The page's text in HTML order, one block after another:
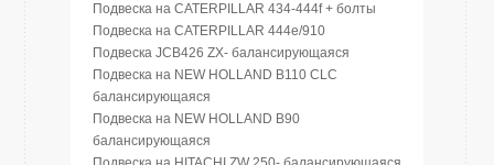
Подвеска на CATERPILLAR 434-444f + болты
Подвеска на CATERPILLAR 444e/910
Подвеска JCB426 ZX- балансирующаяся
Подвеска на NEW HOLLAND B110 CLC
балансирующаяся
Подвеска на NEW HOLLAND B90
балансирующаяся